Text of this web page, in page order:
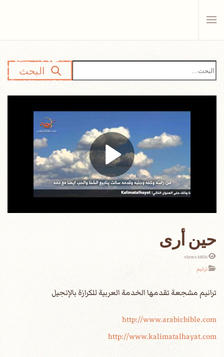
البحث
حين أرى
6856 views
ترانيم
http://www.arabicbible.com
http://www.kalimatalhayat.com